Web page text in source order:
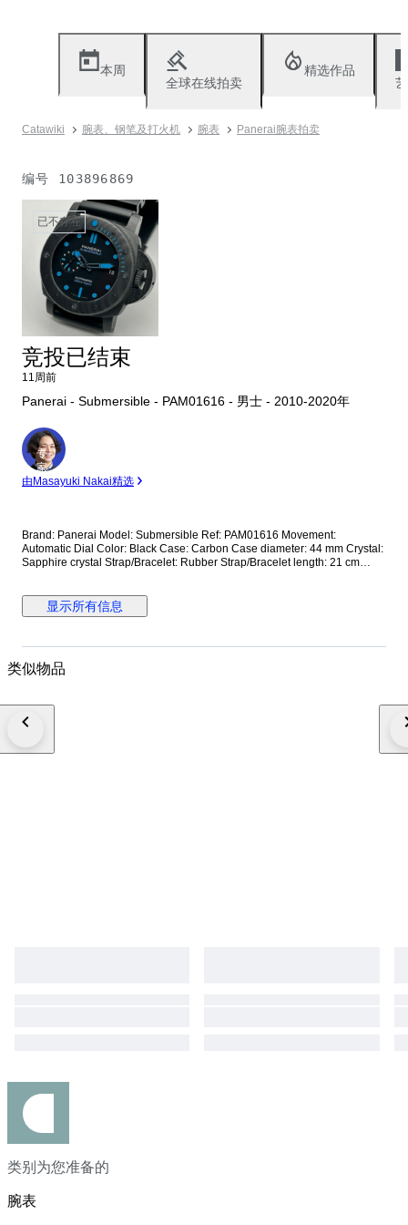
本周
全球在线拍卖
精选作品
Catawiki 腕表、钢笔及打火机 腕表 Panerai腕表拍卖
编号 103896869
已不存在
竞投已结束
11周前
Panerai - Submersible - PAM01616 - 男士 - 2010-2020年
专
家
由Masayuki Nakai精选
Brand: Panerai Model: Submersible Ref: PAM01616 Movement:
Automatic Dial Color: Black Case: Carbon Case diameter: 44 mm Crystal:
Sapphire crystal Strap/Bracelet: Rubber Strap/Bracelet length: 21 cm
**Optional shipping from Europe(EU) is available. Please contact seller
for details.
显示所有信息
类似物品
类别为您准备的
腕表